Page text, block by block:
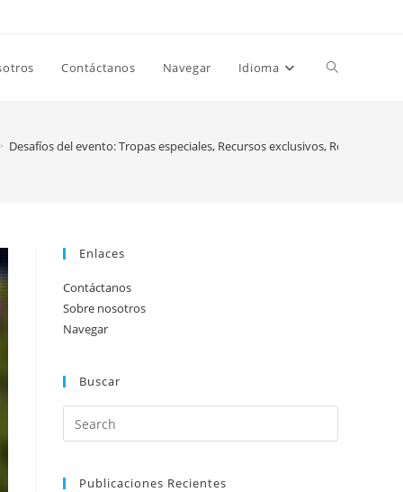
Contáctanos Navegar Idioma Toggle
Desafíos del evento: Tropas especiales, Recursos exclusivos,
Enlaces
Contáctanos
Sobre nosotros
Navegar
Buscar
Publicaciones Recientes